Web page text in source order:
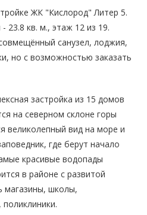
ЖК "Кислород" Литер 5.
кв. м., этаж 12 из 19.
санузел, лоджия,
но с возможностью заказать
застройка из 15 домов
на северном склоне горы
великолепный вид на море и
где берут начало
красивые водопады
в районе с развитой
магазины, школы,